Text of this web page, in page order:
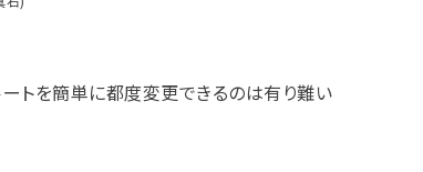
トを簡単に都度変更できるのは有り難い